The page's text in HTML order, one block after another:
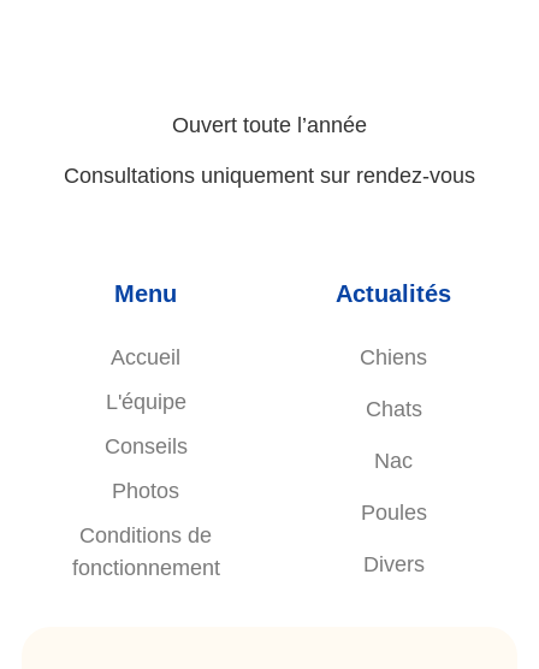
Ouvert toute l’année
Consultations uniquement sur rendez-vous
Menu
Accueil
L'équipe
Conseils
Photos
Conditions de
fonctionnement
Actualités
Chiens
Chats
Nac
Poules
Divers